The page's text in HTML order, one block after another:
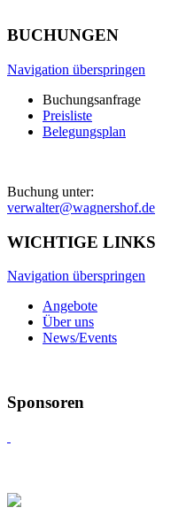
BUCHUNGEN
Navigation überspringen
Buchungsanfrage
Preisliste
Belegungsplan
Buchung unter:
verwalter@wagnershof.de
WICHTIGE LINKS
Navigation überspringen
Angebote
Über uns
News/Events
Sponsoren